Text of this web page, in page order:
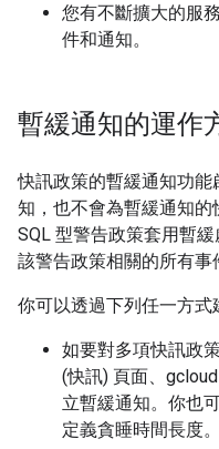
您有不斷擴大的服
件和通知。
暫緩通知的運作
快訊政策的暫緩通知功
知，也不會為暫緩通知
SQL 型警告政策套用暫
該警告政策相關的所有事
你可以透過下列任一方式
如要對多項快訊政
(快訊) 頁面、
立暫緩通知。你也
定義貪睡時間長度。